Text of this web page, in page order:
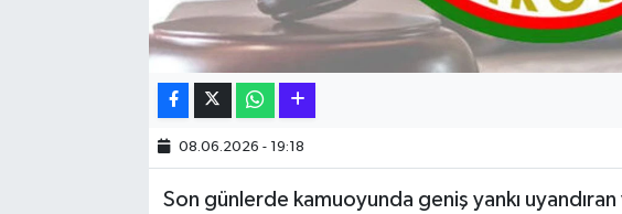
08.06.2026 - 19:18
Son günlerde kamuoyunda geniş yankı